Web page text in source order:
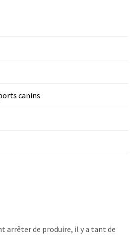
canins
arrêter de produire, il y a tant de